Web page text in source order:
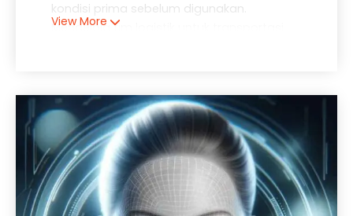
kondisi prima sebelum digunakan.
Mengelola tim logistik untuk transportasi
yang tertinggal atau rusak saat acara
berlangsung.
View More